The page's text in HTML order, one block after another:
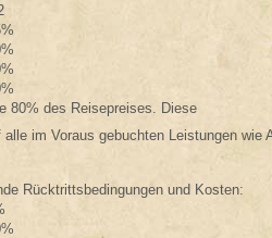
80% des Reisepreises. Diese
im Voraus gebuchten Leistungen
Rücktrittsbedingungen und Kosten: